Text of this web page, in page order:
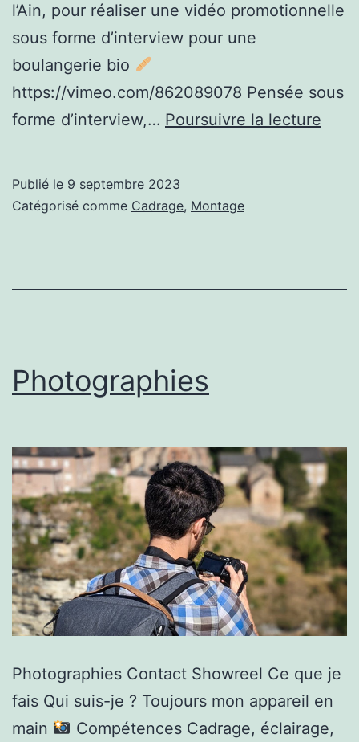
l’Ain, pour réaliser une vidéo promotionnelle
sous forme d’interview pour une
boulangerie bio
https://vimeo.com/862089078 Pensée sous
forme d’interview,… Poursuivre la lecture
Publié le 9 septembre 2023
Catégorisé comme Cadrage, Montage
Photographies
Photographies Contact Showreel Ce que je
fais Qui suis-je ? Toujours mon appareil en
main
Compétences Cadrage, éclairage,